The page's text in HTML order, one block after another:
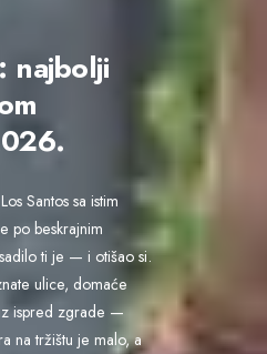
najbolji
Santos sa istim
po beskrajnim
ti je — i otišao si.
ulice, domaće
ispred zgrade —
na tržištu je malo, a